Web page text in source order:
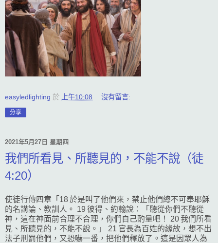
easyledlighting 於 上午10:08 沒有留言:
分享
2021年5月27日 星期四
我們所看見、所聽見的，不能不說（徒
4:20）
使徒行傳四章「18 於是叫了他們來，禁止他們總不可奉耶穌
的名講論、教訓人。 19 彼得、約翰說：「聽從你們不聽從
神，這在神面前合理不合理，你們自己酌量吧！ 20 我們所看
見、所聽見的，不能不說。」 21 官長為百姓的緣故，想不出
法子刑罰他們，又恐嚇一番，把他們釋放了。這是因眾人為